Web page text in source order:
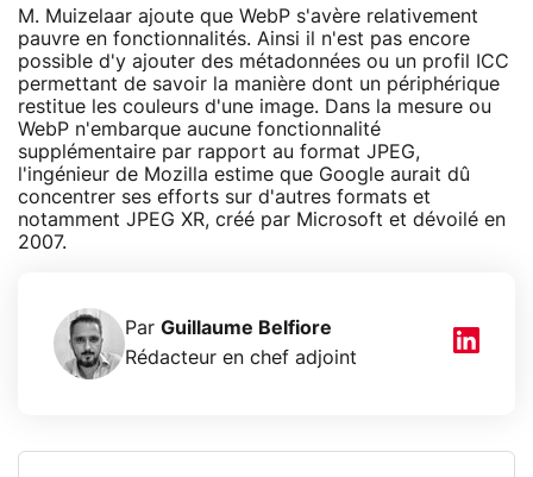
M. Muizelaar ajoute que WebP s'avère relativement
pauvre en fonctionnalités. Ainsi il n'est pas encore
possible d'y ajouter des métadonnées ou un profil ICC
permettant de savoir la manière dont un périphérique
restitue les couleurs d'une image. Dans la mesure ou
WebP n'embarque aucune fonctionnalité
supplémentaire par rapport au format JPEG,
l'ingénieur de Mozilla estime que Google aurait dû
concentrer ses efforts sur d'autres formats et
notamment JPEG XR, créé par Microsoft et dévoilé en
2007.
Par Guillaume Belfiore
Rédacteur en chef adjoint